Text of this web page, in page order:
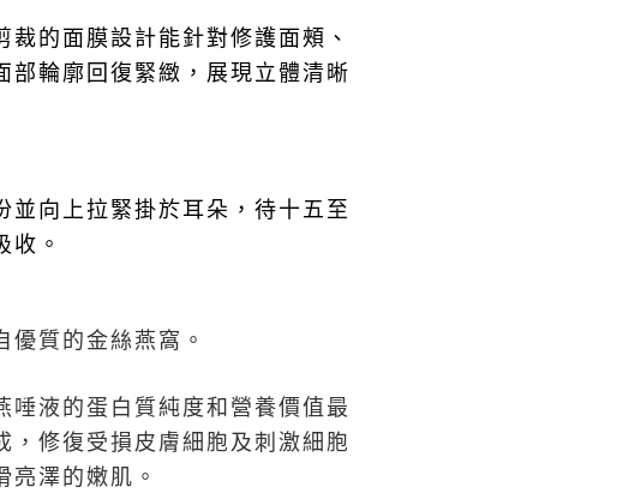
的面膜設計能針對修護面頰、
部輪廓回復緊緻，展現立體清晰
並向上拉緊掛於耳朵，待十五至
收。
質的金絲燕窩。
唾液的蛋白質純度和營養價值最
，修復受損皮膚細胞及刺激細胞
澤的嫩肌。